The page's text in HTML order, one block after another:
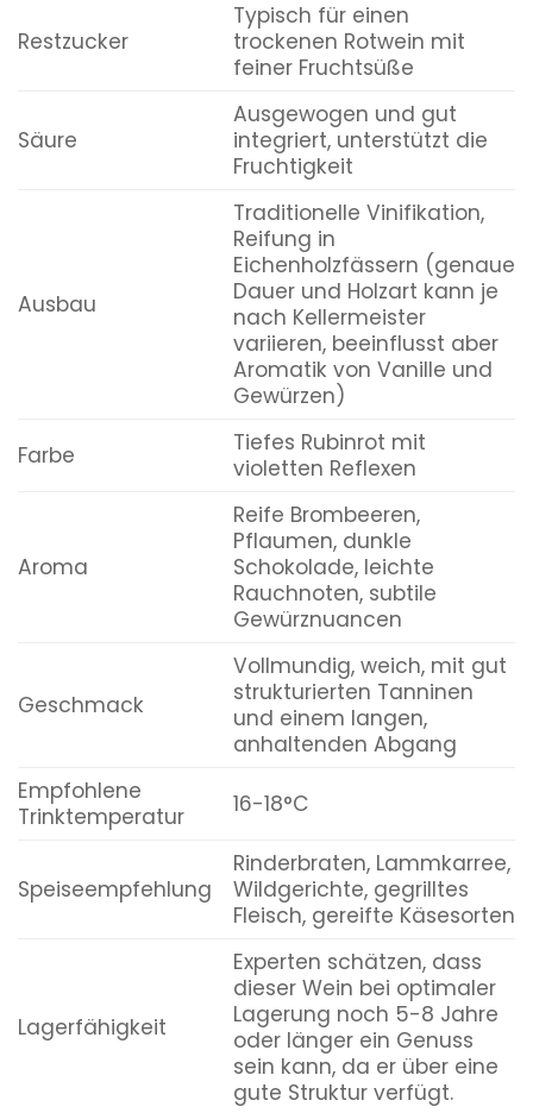
Restzucker
Typisch für einen
trockenen Rotwein mit
feiner Fruchtsüße
Säure
Ausgewogen und gut
integriert, unterstützt die
Fruchtigkeit
Ausbau
Traditionelle Vinifikation,
Reifung in
Eichenholzfässern (genaue
Dauer und Holzart kann je
nach Kellermeister
variieren, beeinflusst aber
Aromatik von Vanille und
Gewürzen)
Farbe
Tiefes Rubinrot mit
violetten Reflexen
Aroma
Reife Brombeeren,
Pflaumen, dunkle
Schokolade, leichte
Rauchnoten, subtile
Gewürznuancen
Geschmack
Vollmundig, weich, mit gut
strukturierten Tanninen
und einem langen,
anhaltenden Abgang
Empfohlene
Trinktemperatur
16-18°C
Speiseempfehlung
Rinderbraten, Lammkarree,
Wildgerichte, gegrilltes
Fleisch, gereifte Käsesorten
Lagerfähigkeit
Experten schätzen, dass
dieser Wein bei optimaler
Lagerung noch 5-8 Jahre
oder länger ein Genuss
sein kann, da er über eine
gute Struktur verfügt.